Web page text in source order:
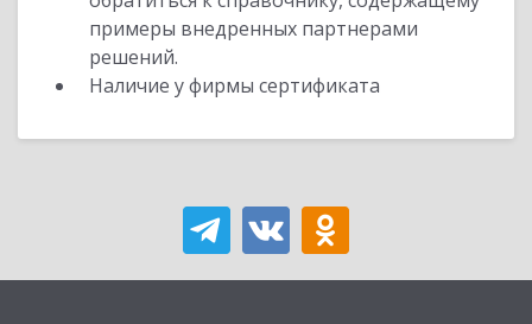
примеры внедренных партнерами
решений.
Наличие у фирмы сертификата